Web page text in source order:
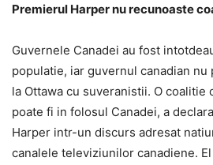
Premierul Harper nu recunoaste
Guvernele Canadei au fost
populatie, iar guvernul canadian nu
la Ottawa cu suveranistii. O coalitie
poate fi in folosul Canadei, a
Harper intr-un discurs adresat
canalele televiziunilor canadiene.